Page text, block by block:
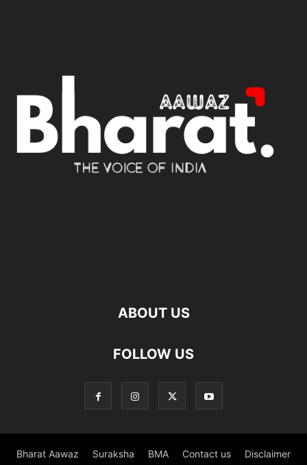
ABOUT US
FOLLOW US
Bharat Aawaz Suraksha BMA Contact us Disclaimer